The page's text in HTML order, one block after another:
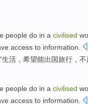
people do in a civilised
access to information.
生活 ，希望能出国旅行， 不
people do in a civilised
access to information.